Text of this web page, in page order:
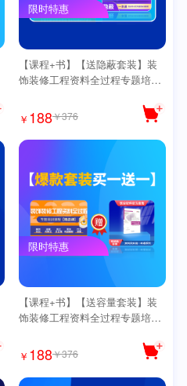
限时特惠
【课程+书】【送隐蔽套装】装
饰装修工程资料全过程专题培训
下载）
￥ 188￥376
限时特惠
【课程+书】【送容量套装】装
饰装修工程资料全过程专题培训
￥ 188￥376